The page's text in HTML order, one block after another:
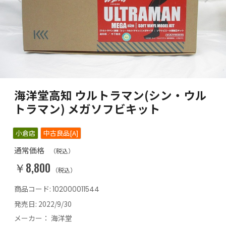
海洋堂高知 ウルトラマン(シン・ウル
トラマン) メガソフビキット
小倉店 中古良品[A]
通常価格 （税込）
￥8,800 （税込）
商品コード: 102000011544
発売日: 2022/9/30
メーカー： 海洋堂